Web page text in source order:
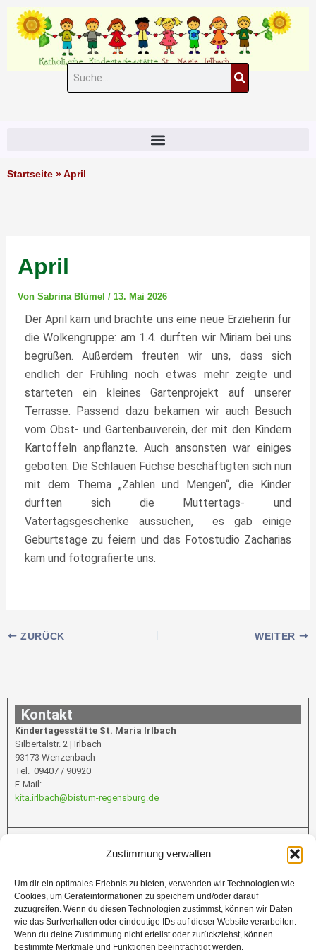
Zustimmung verwalten
Um dir ein optimales Erlebnis zu bieten, verwenden wir Technologien wie
Cookies, um Geräteinformationen zu speichern und/oder darauf
zuzugreifen. Wenn du diesen Technologien zustimmst, können wir Daten
wie das Surfverhalten oder eindeutige IDs auf dieser Website verarbeiten.
Wenn du deine Zustimmung nicht erteilst oder zurückziehst, können
bestimmte Merkmale und Funktionen beeinträchtigt werden.
Zum
Inhalt
springen
Suche
Startseite » April
April
Von Sabrina Blümel / 13. Mai 2026
Der April kam und brachte uns eine neue Erzieherin für
die Wolkengruppe: am 1.4. durften wir Miriam bei uns
begrüßen. Außerdem freuten wir uns, dass sich
endlich der Frühling noch etwas mehr zeigte und
starteten ein kleines Gartenprojekt auf unserer
Terrasse. Passend dazu bekamen wir auch Besuch
vom Obst- und Gartenbauverein, der mit den Kindern
Kartoffeln anpflanzte. Auch ansonsten war einiges
geboten: Die Schlauen Füchse beschäftigten sich nun
mit dem Thema „Zahlen und Mengen“, die Kinder
durften sich die Muttertags- und
Vatertagsgeschenke aussuchen, es gab einige
Geburtstage zu feiern und das Fotostudio Zacharias
kam und fotografierte uns.
ZURÜCK WEITER
Kontakt
Kindertagesstätte St. Maria Irlbach
Silbertalstr. 2 | Irlbach
93173 Wenzenbach
Tel. 09407 / 90920
E-Mail:
kita.irlbach@bistum-regensburg.de
Förderung